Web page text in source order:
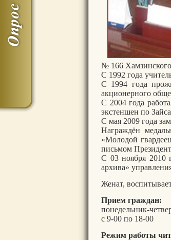
№ 166
С 1992 года
С 1994 года
акционерного
С 2004 года
экстеншен по
С мая 2009 года
Награждён
«Молодой
письмом
С 03 ноября 2010
архива»
Женат,
Прием граждан:
понедельник-
с 9-00 по 18-00
Режим работы